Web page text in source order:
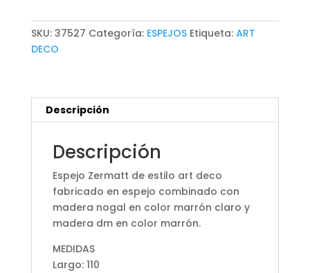
SKU: 37527 Categoría: ESPEJOS Etiqueta: ART
DECO
Descripción
Descripción
Espejo Zermatt de estilo art deco
fabricado en espejo combinado con
madera nogal en color marrón claro y
madera dm en color marrón.
MEDIDAS
Largo: 110